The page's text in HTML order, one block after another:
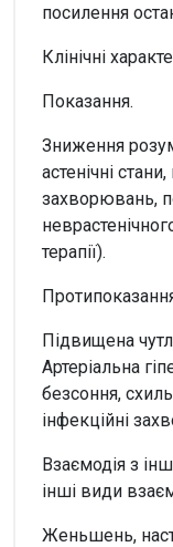
посилення
Клінічні
Показання.
Зниження
астенічні
захворювань,
терапії).
Підвищена
Артеріальна
безсоння,
інфекційні
Взаємодія з
інші види
Женьшень,